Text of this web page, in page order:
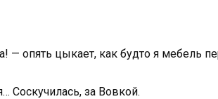
опять цыкает, как будто я мебель
Соскучилась, за Вовкой.